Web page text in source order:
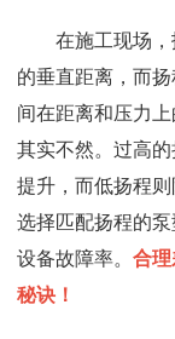
在施工现场
的垂直距离，而
间在距离和压力上
其实不然。过高
提升，而低扬程
选择匹配扬程的
设备故障率。 合
秘诀！